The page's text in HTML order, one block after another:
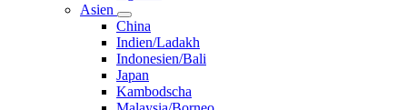
Asien
China
Indien/Ladakh
Indonesien/Bali
Japan
Kambodscha